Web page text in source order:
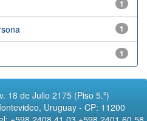
1
1
1
18 de Julio 2175 (Piso 5.º)
Uruguay - CP: 11200